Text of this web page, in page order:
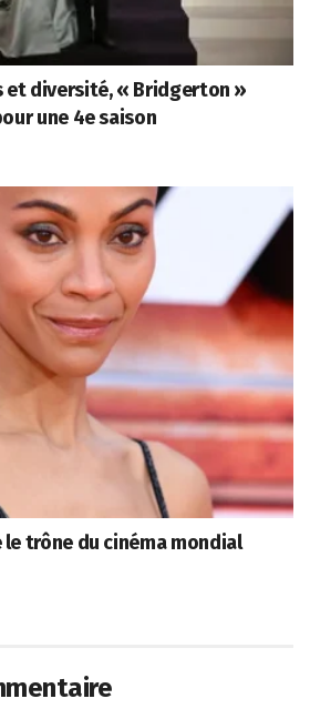
et diversité, « Bridgerton »
une 4e saison
le trône du cinéma mondial